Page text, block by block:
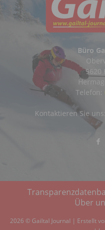
Büro
9620
Telefon:
Kontaktieren Sie uns:
Über
2026 © Gailtal Journal | Erstellt